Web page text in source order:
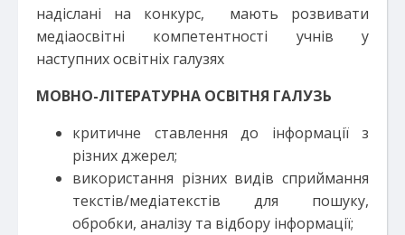
надіслані на конкурс, мають розвивати
медіаосвітні компетентності учнів у
наступних освітніх галузях
МОВНО-ЛІТЕРАТУРНА ОСВІТНЯ ГАЛУЗЬ
критичне ставлення до інформації з
різних джерел;
використання різних видів сприймання
текстів/медіатекстів для пошуку,
обробки, аналізу та відбору інформації;